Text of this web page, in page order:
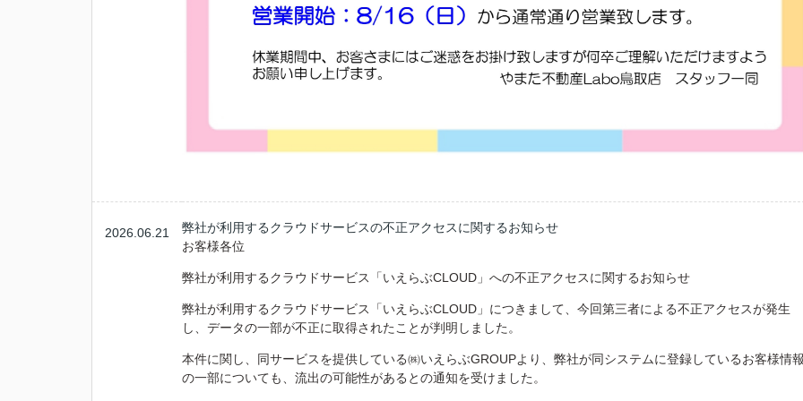
2026.06.21
弊社が利用するクラウドサービスの不正アクセスに関するお知らせ
お客様各位
弊社が利用するクラウドサービス「いえらぶCLOUD」への不正アクセスに関するお知らせ
弊社が利用するクラウドサービス「いえらぶCLOUD」につきまして、今回第三者による不正アクセスが発生
し、データの一部が不正に取得されたことが判明しました。
本件に関し、同サービスを提供している㈱いえらぶGROUPより、弊社が同システムに登録しているお客様情
の一部についても、流出の可能性があるとの通知を受けました。